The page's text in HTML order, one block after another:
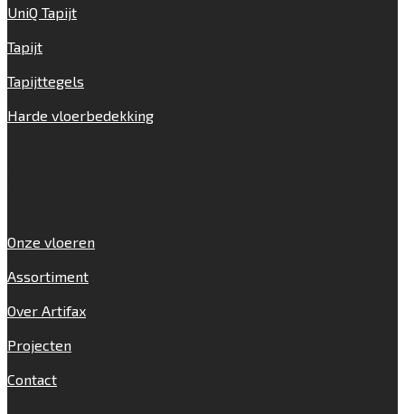
UniQ Tapijt
Tapijt
Tapijttegels
Harde vloerbedekking
Onze vloeren
Assortiment
Over Artifax
Projecten
Contact